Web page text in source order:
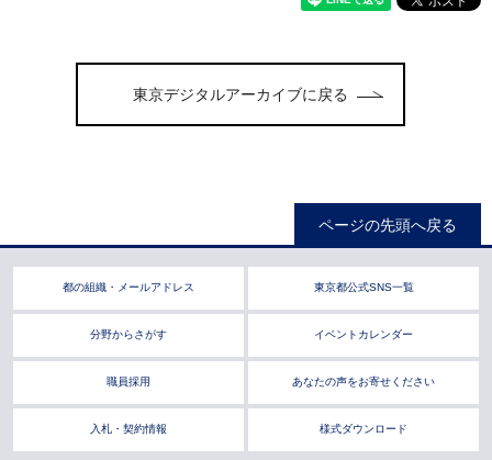
東京デジタルアーカイブに戻る
ページの先頭へ戻る
都の組織・メールアドレス 東京都公式SNS一覧
分野からさがす イベントカレンダー
職員採用 あなたの声をお寄せください
入札・契約情報 様式ダウンロード